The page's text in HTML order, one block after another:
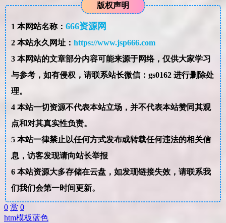
版权声明
1 本网站名称： 666资源网
2本站永久网址： https://www.jsp666.com
3本网站的文章部分内容可能来源于网络，仅供大家学习
与参考，如有侵权，请联系站长微信：gs0162 进行删除处
理。
4本站一切资源不代表本站立场，并不代表本站赞同其观
点和对其真实性负责。
5本站一律禁止以任何方式发布或转载任何违法的相关信
息，访客发现请向站长举报
6本站资源大多存储在云盘，如发现链接失效，请联系我
们我们会第一时间更新。
0 赏 0
htm模板蓝色